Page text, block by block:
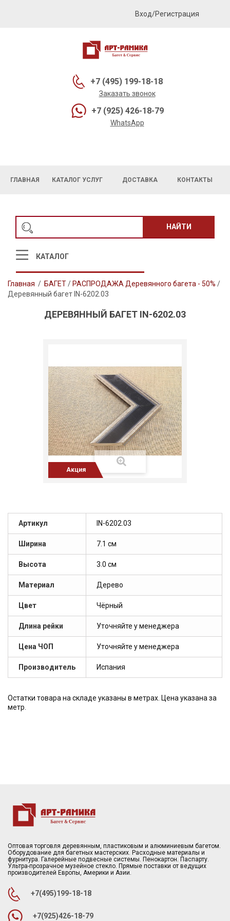
Вход/Регистрация
+7 (495) 199-18-18
Заказать звонок
+7 (925) 426-18-79
WhatsApp
ГЛАВНАЯ КАТАЛОГ УСЛУГ ДОСТАВКА КОНТАКТЫ
НАЙТИ
КАТАЛОГ
Главная / БАГЕТ/ РАСПРОДАЖА Деревянного багета - 50% /
Деревянный багет IN-6202.03
ДЕРЕВЯННЫЙ БАГЕТ IN-6202.03
Акция
Артикул IN-6202.03
Ширина 7.1 см
Высота 3.0 см
Материал Дерево
Цвет Чёрный
Длина рейки Уточняйте у менеджера
Цена ЧОП Уточняйте у менеджера
Производитель Испания
Остатки товара на складе указаны в метрах. Цена указана за
метр.
Оптовая торговля деревянным, пластиковым и алюминиевым багетом.
Оборудование для багетных мастерских. Расходные материалы и
фурнитура. Галерейные подвесные системы. Пенокартон. Паспарту.
Ультра-прозрачное музейное стекло. Прямые поставки от ведущих
производителей Европы, Америки и Азии.
+7(495)199-18-18
+7(925)426-18-79